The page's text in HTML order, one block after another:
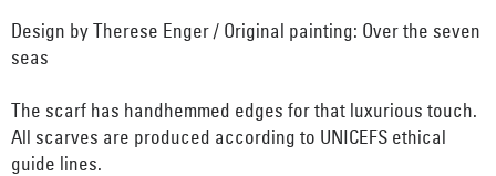
Design by Therese Enger / Original painting: Over the seven
seas
The scarf has handhemmed edges for that luxurious touch.
All scarves are produced according to UNICEFS ethical
guide lines.